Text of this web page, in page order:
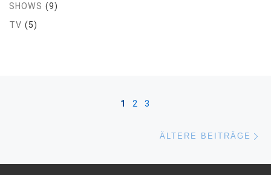
SHOWS (9)
TV (5)
Beitragsnavigation
1 2 3
ÄLTERE BEITRÄGE